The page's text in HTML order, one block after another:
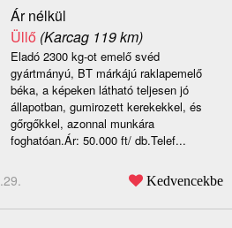
Ár nélkül
Üllő (Karcag 119 km)
Eladó 2300 kg-ot emelő svéd
gyártmányú, BT márkájú raklapemelő
béka, a képeken látható teljesen jó
állapotban, gumirozett kerekekkel, és
gőrgőkkel, azonnal munkára
foghatóan.Ár: 50.000 ft/ db.Telef...
Kedvencekbe